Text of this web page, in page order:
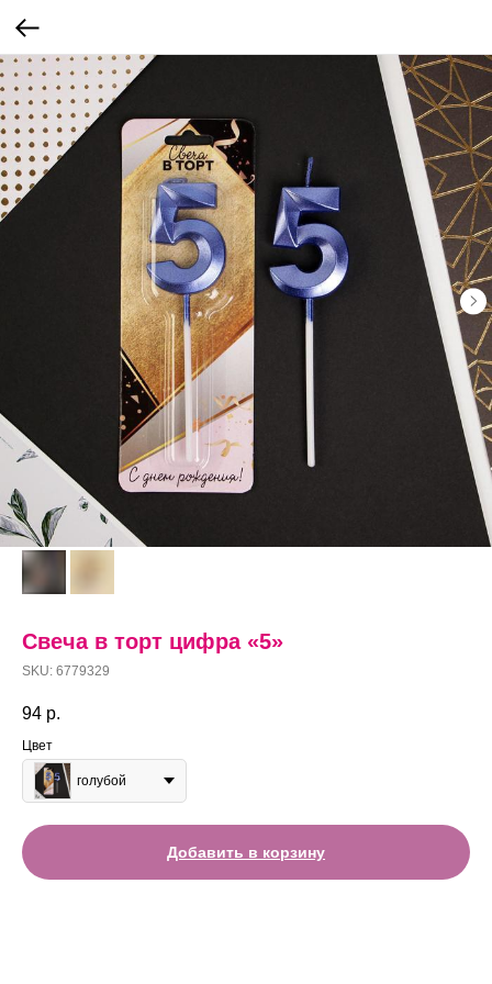
Свеча в торт цифра «5»
SKU: 6779329
94 р.
Цвет
голубой
Добавить в корзину